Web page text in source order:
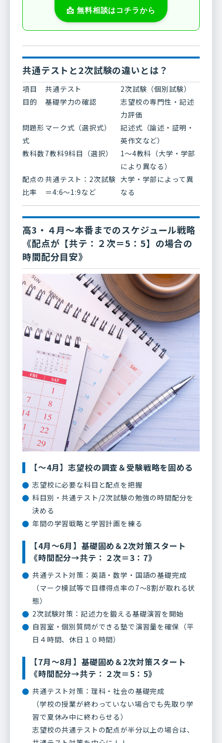
📩 無料相談はコチラから
共通テストと2次試験の違いとは？
項目 共通テスト
2次試験（個別試験）
目的
基礎学力の確認
志望校の専門性・記述
力評価
問題形
式
マーク式（選択式）
記述式（論述・証明・
英作文など）
教科数 7教科9科目（選択）
1～4教科（大学・学部
により異なる）
配点の
比率
共通テスト：2次試験
＝4:6～1:9など
大学・学部によって異
なる
高3・４月～本番までのスケジュール戦略
《配点が【共テ：２次＝5：5】の場合の
時間配分目安》
【～4月】志望校の調査＆受験戦略を固める
志望校に必要な科目と配点を把握
科目別・共通テスト/2次試験の勉強の時間配分を
決める
年間の学習戦略と学習計画を練る
【4月～6月】基礎固め＆2次対策スタート
《時間配分→共テ：２次＝3：7》
共通テスト対策：英語・数学・国語の基礎完成
（マーク模試等で目標得点率の7～8割が取れる状
態）
2次試験対策：記述力を鍛える基礎演習を開始
自習室・個別質問ができる塾で演習量を確保（平
日４時間、休日１０時間）
【7月～8月】基礎固め＆2次対策スタート
《時間配分→共テ：２次＝5：5》
共通テスト対策：理科・社会の基礎完成
（学校の授業が終わっていない場合でも先取り学
習で夏休み中に終わらせる）
志望校の共通テストの配点が半分以上の場合は、